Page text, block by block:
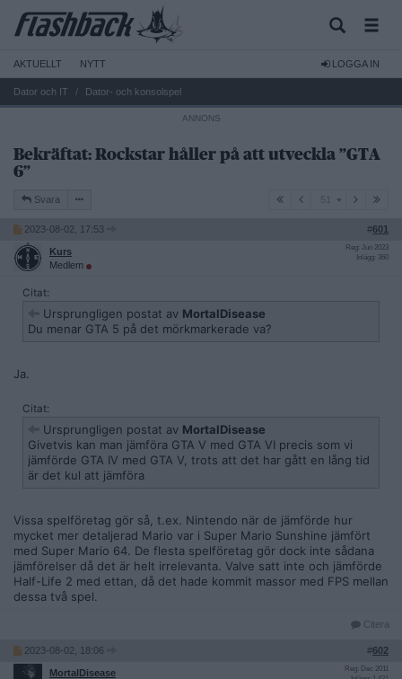
AKTUELLT NYTT LOGGA IN
Dator och IT Dator- och konsolspel
Bekräftat: Rockstar håller på att utveckla ”GTA
6”
Svara 51
2023-08-02, 17:53 #601
Kurs
Medlem
Reg: Jun 2023
Inlägg: 360
Citat:
Ursprungligen postat av MortalDisease
Du menar GTA 5 på det mörkmarkerade va?
Ja.
Citat:
Ursprungligen postat av MortalDisease
Givetvis kan man jämföra GTA V med GTA VI precis som vi
jämförde GTA IV med GTA V, trots att det har gått en lång tid
är det kul att jämföra
Vissa spelföretag gör så, t.ex. Nintendo när de jämförde hur
mycket mer detaljerad Mario var i Super Mario Sunshine jämfört
med Super Mario 64. De flesta spelföretag gör dock inte sådana
jämförelser då det är helt irrelevanta. Valve satt inte och jämförde
Half-Life 2 med ettan, då det hade kommit massor med FPS mellan
dessa två spel.
Citera
2023-08-02, 18:06 #602
MortalDisease
Reg: Dec 2011